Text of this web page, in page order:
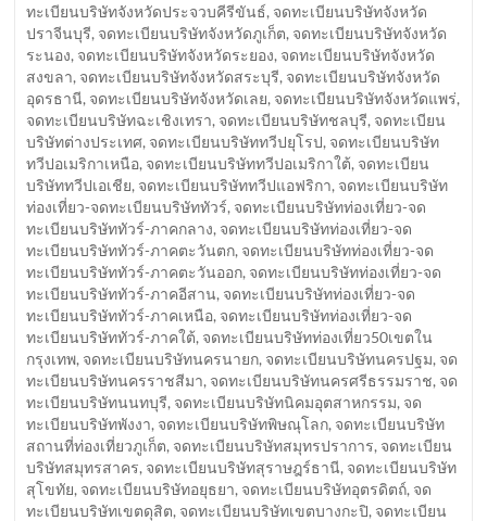
ทะเบียนบริษัทจังหวัดประจวบคีรีขันธ์, จดทะเบียนบริษัทจังหวัด
ปราจีนบุรี, จดทะเบียนบริษัทจังหวัดภูเก็ต, จดทะเบียนบริษัทจังหวัด
ระนอง, จดทะเบียนบริษัทจังหวัดระยอง, จดทะเบียนบริษัทจังหวัด
สงขลา, จดทะเบียนบริษัทจังหวัดสระบุรี, จดทะเบียนบริษัทจังหวัด
อุดรธานี, จดทะเบียนบริษัทจังหวัดเลย, จดทะเบียนบริษัทจังหวัดแพร่,
จดทะเบียนบริษัทฉะเชิงเทรา, จดทะเบียนบริษัทชลบุรี, จดทะเบียน
บริษัทต่างประเทศ, จดทะเบียนบริษัททวีปยุโรป, จดทะเบียนบริษัท
ทวีปอเมริกาเหนือ, จดทะเบียนบริษัททวีปอเมริกาใต้, จดทะเบียน
บริษัททวีปเอเชีย, จดทะเบียนบริษัททวีปแอฟริกา, จดทะเบียนบริษัท
ท่องเที่ยว-จดทะเบียนบริษัททัวร์, จดทะเบียนบริษัทท่องเที่ยว-จด
ทะเบียนบริษัททัวร์-ภาคกลาง, จดทะเบียนบริษัทท่องเที่ยว-จด
ทะเบียนบริษัททัวร์-ภาคตะวันตก, จดทะเบียนบริษัทท่องเที่ยว-จด
ทะเบียนบริษัททัวร์-ภาคตะวันออก, จดทะเบียนบริษัทท่องเที่ยว-จด
ทะเบียนบริษัททัวร์-ภาคอีสาน, จดทะเบียนบริษัทท่องเที่ยว-จด
ทะเบียนบริษัททัวร์-ภาคเหนือ, จดทะเบียนบริษัทท่องเที่ยว-จด
ทะเบียนบริษัททัวร์-ภาคใต้, จดทะเบียนบริษัทท่องเที่ยว50เขตใน
กรุงเทพ, จดทะเบียนบริษัทนครนายก, จดทะเบียนบริษัทนครปฐม, จด
ทะเบียนบริษัทนครราชสีมา, จดทะเบียนบริษัทนครศรีธรรมราช, จด
ทะเบียนบริษัทนนทบุรี, จดทะเบียนบริษัทนิคมอุตสาหกรรม, จด
ทะเบียนบริษัทพังงา, จดทะเบียนบริษัทพิษณุโลก, จดทะเบียนบริษัท
สถานที่ท่องเที่ยวภูเก็ต, จดทะเบียนบริษัทสมุทรปราการ, จดทะเบียน
บริษัทสมุทรสาคร, จดทะเบียนบริษัทสุราษฎร์ธานี, จดทะเบียนบริษัท
สุโขทัย, จดทะเบียนบริษัทอยุธยา, จดทะเบียนบริษัทอุตรดิตถ์, จด
ทะเบียนบริษัทเขตดุสิต, จดทะเบียนบริษัทเขตบางกะปิ, จดทะเบียน